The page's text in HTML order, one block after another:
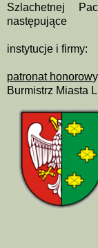
Szlachetnej
następujące
instytucje i firmy:
patronat honorow
Burmistrz Miasta